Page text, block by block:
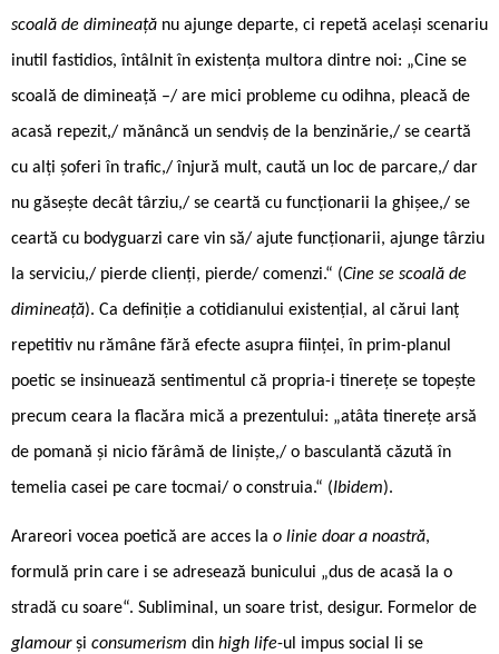
scoală de dimineață nu ajunge departe, ci repetă același scenariu
inutil fastidios, întâlnit în existența multora dintre noi: „Cine se
scoală de dimineață –/ are mici probleme cu odihna, pleacă de
acasă repezit,/ mănâncă un sendviș de la benzinărie,/ se ceartă
cu alți șoferi în trafic,/ înjură mult, caută un loc de parcare,/ dar
nu găsește decât târziu,/ se ceartă cu funcționarii la ghișee,/ se
ceartă cu bodyguarzi care vin să/ ajute funcționarii, ajunge târziu
la serviciu,/ pierde clienți, pierde/ comenzi.“ (Cine se scoală de
dimineață). Ca definiție a cotidianului existențial, al cărui lanț
repetitiv nu rămâne fără efecte asupra ființei, în prim-planul
poetic se insinuează sentimentul că propria-i tinerețe se topește
precum ceara la flacăra mică a prezentului: „atâta tinerețe arsă
de pomană și nicio fărâmă de liniște,/ o basculantă căzută în
temelia casei pe care tocmai/ o construia.“ (Ibidem).
Arareori vocea poetică are acces la o linie doar a noastră,
formulă prin care i se adresează bunicului „dus de acasă la o
stradă cu soare“. Subliminal, un soare trist, desigur. Formelor de
glamourși consumerism din high life-ul impus social li se